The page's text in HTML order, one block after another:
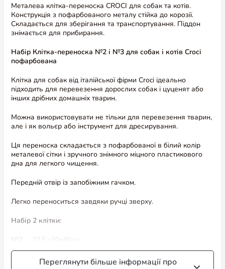
Металева клітка-переноска CROCI для собак та котів.
Конструкція з пофарбованого металу стійка до корозії.
Складається для зберігання та транспортування. Піддон
знімається для прибирання.
Набір Клітка-переноска №2 і №3 для собак і котів Croci
пофарбована
Клітка для собак від італійської фірми Croci ідеально
підходить для перевезення дорослих собак і цуценят або
інших дрібних домашніх тварин.
Можна використовувати не тільки для перевезення тварин,
але і як вольєр або інструмент для дресирування.
Ця переноска складається з пофарбованої в білий колір
металевої сітки і зручного знімного міцного пластикового
дна для легкого чищення.
Передній отвір із запобіжним гачком.
Легко переноситься завдяки ручці зверху.
Набір 2 клітки:
№2 –
32.5 х30х40 см
36.5х33х42.5 см
Переглянути більше інформації про